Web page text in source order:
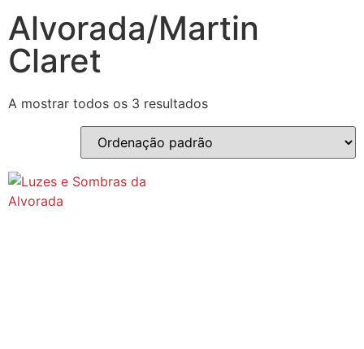
Alvorada/Martin
Claret
A mostrar todos os 3 resultados